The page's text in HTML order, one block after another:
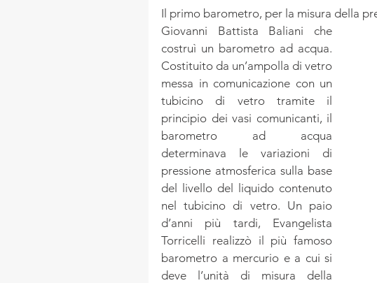
Giovanni Battista Baliani che
costruì un barometro ad acqua.
Costituito da un’ampolla di vetro
messa in comunicazione con un
tubicino di vetro tramite il
principio dei vasi comunicanti, il
barometro ad acqua
determinava le variazioni di
pressione atmosferica sulla base
del livello del liquido contenuto
nel tubicino di vetro. Un paio
d’anni più tardi, Evangelista
Torricelli realizzò il più famoso
barometro a mercurio e a cui si
deve l’unità di misura della